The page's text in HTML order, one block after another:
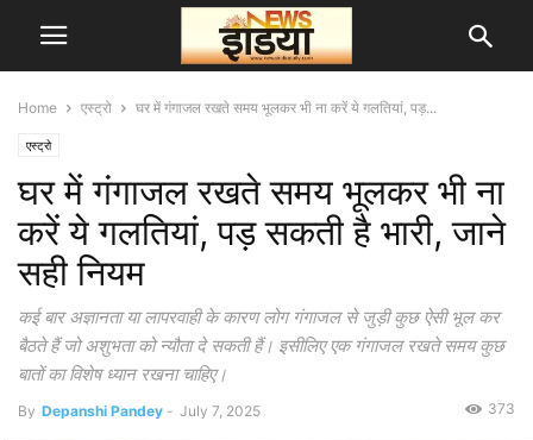
Home एस्ट्रो घर में गंगाजल रखते समय भूलकर भी ना करें ये गलतियां, पड़...
एस्ट्रो
घर में गंगाजल रखते समय भूलकर भी ना
करें ये गलतियां, पड़ सकती है भारी, जाने
सही नियम
कई बार अज्ञानता या लापरवाही के कारण लोग गंगाजल से जुड़ी कुछ ऐसी भूल कर
बैठते हैं जो अशुभता को न्यौता दे सकती हैं। इसीलिए एक गंगाजल रखते समय कुछ
बातों का विशेष ध्यान रखना चाहिए।
By Depanshi Pandey - July 7, 2025 373